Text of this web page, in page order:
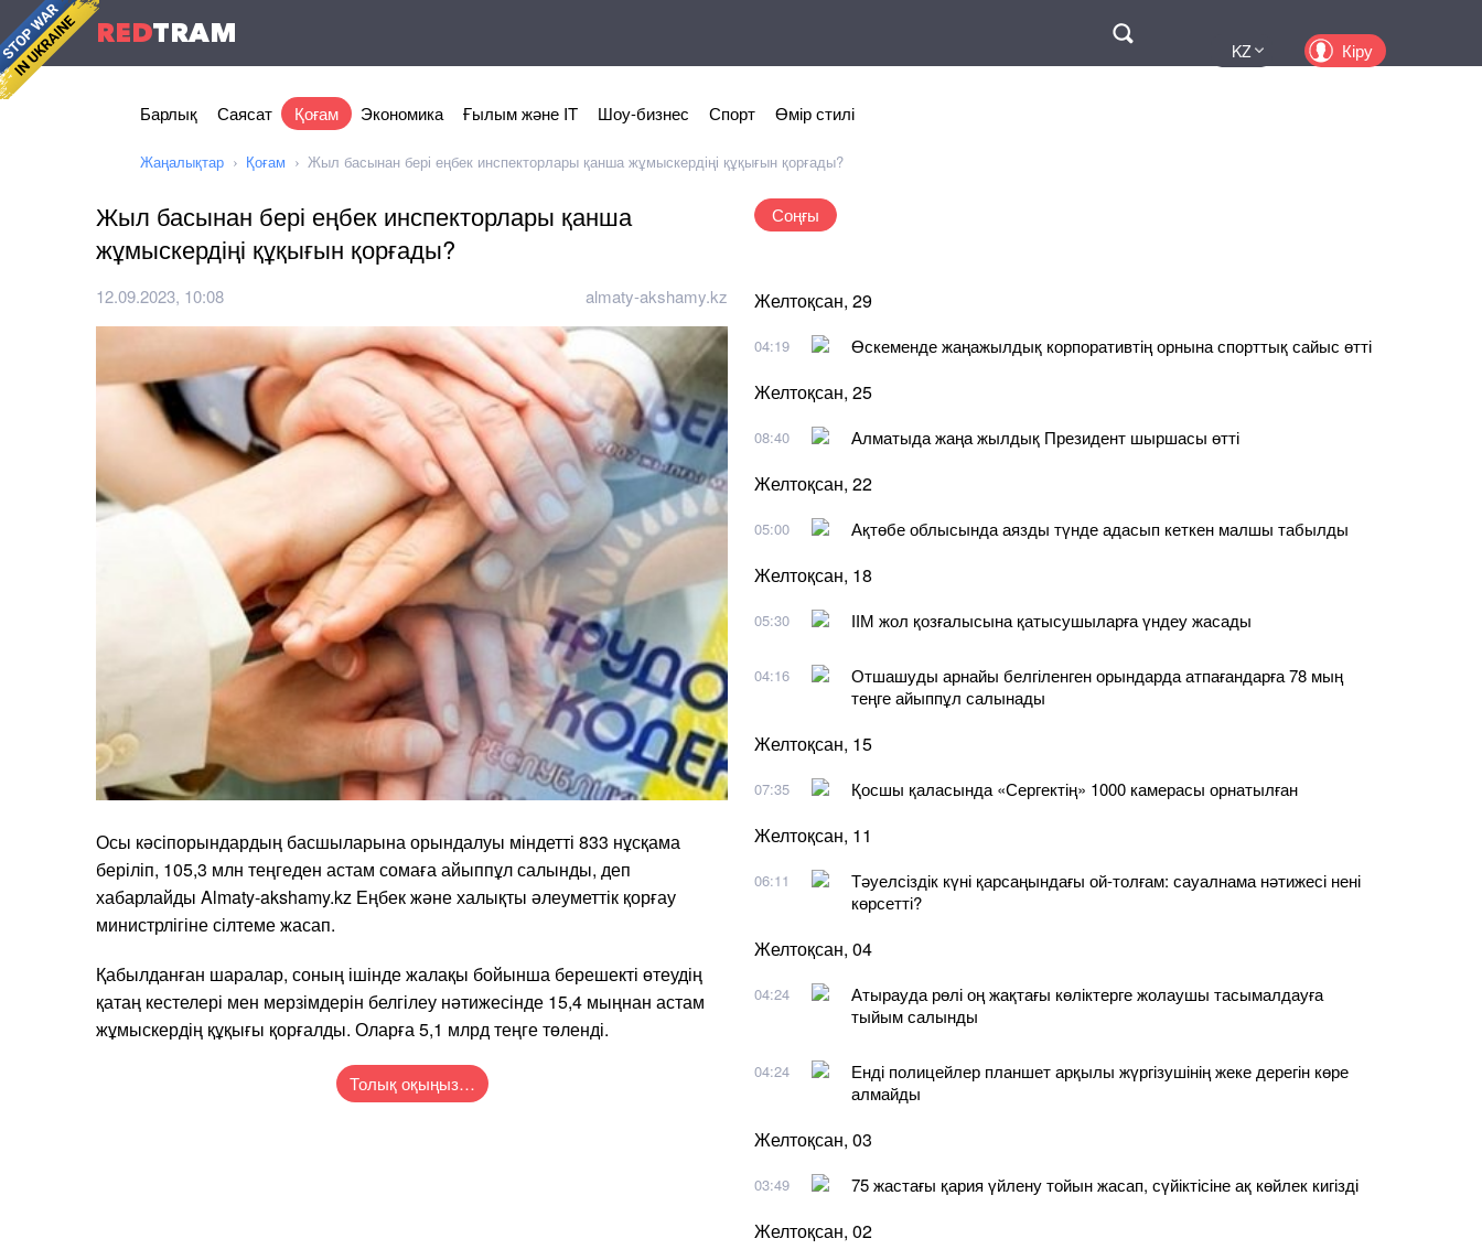
REDTRAM
KZ Кіру
Барлық Саясат Қоғам Экономика Ғылым және IT Шоу-бизнес Спорт Өмір стилі
Жаңалықтар Қоғам Жыл басынан бері еңбек инспекторлары қанша жұмыскердіңі құқығын қорғады?
Жыл басынан бері еңбек инспекторлары қанша
жұмыскердіңі құқығын қорғады?
12.09.2023, 10:08 almaty-akshamy.kz
Осы кәсіпорындардың басшыларына орындалуы міндетті 833 нұсқама
беріліп, 105,3 млн теңгеден астам сомаға айыппұл салынды, деп
хабарлайды Almaty-akshamy.kz Еңбек және халықты әлеуметтік қорғау
министрлігіне сілтеме жасап.
Қабылданған шаралар, соның ішінде жалақы бойынша берешекті өтеудің
қатаң кестелері мен мерзімдерін белгілеу нәтижесінде 15,4 мыңнан астам
жұмыскердің құқығы қорғалды. Оларға 5,1 млрд теңге төленді.
Толық оқыңыз…
Соңғы
Желтоқсан, 29
04:19 Өскеменде жаңажылдық корпоративтің орнына спорттық сайыс өтті
Желтоқсан, 25
08:40 Алматыда жаңа жылдық Президент шыршасы өтті
Желтоқсан, 22
05:00 Ақтөбе облысында аязды түнде адасып кеткен малшы табылды
Желтоқсан, 18
05:30 ІІМ жол қозғалысына қатысушыларға үндеу жасады
04:16
Отшашуды арнайы белгіленген орындарда атпағандарға 78 мың
теңге айыппұл салынады
Желтоқсан, 15
07:35 Қосшы қаласында «Сергектің» 1000 камерасы орнатылған
Желтоқсан, 11
06:11
Тәуелсіздік күні қарсаңындағы ой-толғам: сауалнама нәтижесі нені
көрсетті?
Желтоқсан, 04
04:24
Атырауда рөлі оң жақтағы көліктерге жолаушы тасымалдауға
тыйым салынды
04:24
Енді полицейлер планшет арқылы жүргізушінің жеке дерегін көре
алмайды
Желтоқсан, 03
03:49 75 жастағы қария үйлену тойын жасап, сүйіктісіне ақ көйлек кигізді
Желтоқсан, 02